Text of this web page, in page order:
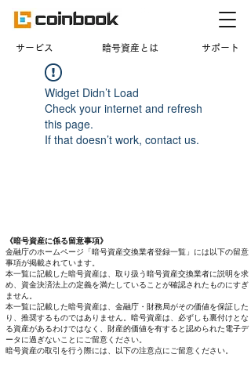
​サービス 暗号資産とは サポート
Widget Didn’t Load
Check your internet and refresh
this page.
If that doesn’t work, contact us.
《暗号資産に係る留意事項》
金融庁のホームページ「暗号資産交換業者登録一覧」には以下の留意
事項が掲載されています。
本一覧に記載した暗号資産は、取り扱う暗号資産交換業者に説明を求
め、資金決済法上の定義を満たしていることが確認されたものにすぎ
ません。
本一覧に記載した暗号資産は、金融庁・財務局がその価値を保証した
り、推奨するものではありません。暗号資産は、必ずしも裏付けとな
る資産があるわけではなく、財産的価値を有すると認められた電子デ
ータに過ぎないことにご留意ください。
暗号資産の取引を行う際には、以下の注意点にご留意ください。